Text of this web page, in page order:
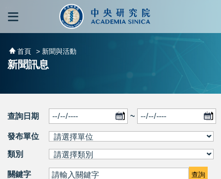
跳到主要內容區塊
首頁 > 新聞與活動
新聞訊息
查詢日期 ~
發布單位
類別
關鍵字 查詢